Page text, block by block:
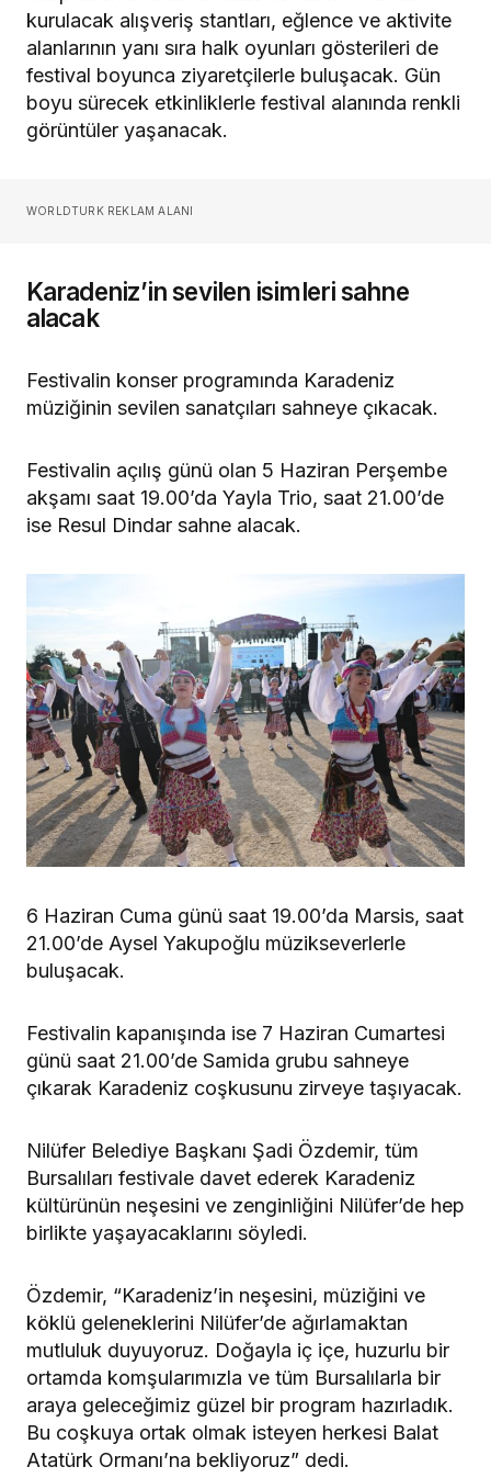
kurulacak alışveriş stantları, eğlence ve aktivite
alanlarının yanı sıra halk oyunları gösterileri de
festival boyunca ziyaretçilerle buluşacak. Gün
boyu sürecek etkinliklerle festival alanında renkli
görüntüler yaşanacak.
WORLDTURK REKLAM ALANI
Karadeniz’in sevilen isimleri sahne
alacak
Festivalin konser programında Karadeniz
müziğinin sevilen sanatçıları sahneye çıkacak.
Festivalin açılış günü olan 5 Haziran Perşembe
akşamı saat 19.00’da Yayla Trio, saat 21.00’de
ise Resul Dindar sahne alacak.
6 Haziran Cuma günü saat 19.00’da Marsis, saat
21.00’de Aysel Yakupoğlu müzikseverlerle
buluşacak.
Festivalin kapanışında ise 7 Haziran Cumartesi
günü saat 21.00’de Samida grubu sahneye
çıkarak Karadeniz coşkusunu zirveye taşıyacak.
Nilüfer Belediye Başkanı Şadi Özdemir, tüm
Bursalıları festivale davet ederek Karadeniz
kültürünün neşesini ve zenginliğini Nilüfer’de hep
birlikte yaşayacaklarını söyledi.
Özdemir, “Karadeniz’in neşesini, müziğini ve
köklü geleneklerini Nilüfer’de ağırlamaktan
mutluluk duyuyoruz. Doğayla iç içe, huzurlu bir
ortamda komşularımızla ve tüm Bursalılarla bir
araya geleceğimiz güzel bir program hazırladık.
Bu coşkuya ortak olmak isteyen herkesi Balat
Atatürk Ormanı’na bekliyoruz” dedi.